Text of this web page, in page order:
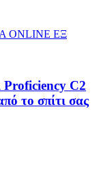
Proficiency C2
το σπίτι σας